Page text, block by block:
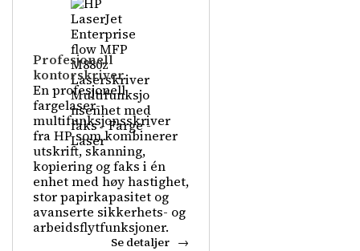
Profesjonell
kontorskriver
En profesjonell
fargelaser-
multifunksjonsskriver
fra HP som kombinerer
utskrift, skanning,
kopiering og faks i én
enhet med høy hastighet,
stor papirkapasitet og
avanserte sikkerhets- og
arbeidsflytfunksjoner.
Se detaljer